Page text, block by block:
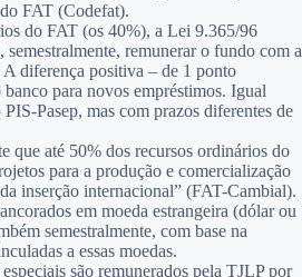
FAT (Codefat).
do FAT (os 40%), a Lei 9.365/96
semestralmente, remunerar o fundo com a
diferença positiva – de 1 ponto
para novos empréstimos. Igual
Pasep, mas com prazos diferentes de
que até 50% dos recursos ordinários do
para a produção e comercialização
inserção internacional” (FAT-Cambial).
em moeda estrangeira (dólar ou
semestralmente, com base na
a essas moedas.
são remunerados pela TJLP por